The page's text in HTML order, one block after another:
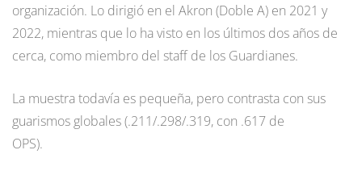
organización. Lo dirigió en el Akron (Doble A) en 2021 y
2022, mientras que lo ha visto en los últimos dos años de
cerca, como miembro del staff de los Guardianes.
La muestra todavía es pequeña, pero contrasta con sus
guarismos globales (.211/.298/.319, con .617 de
OPS).